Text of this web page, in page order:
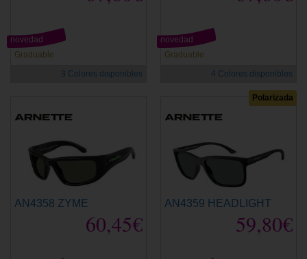
Graduable
novedad
3 Colores disponibles
Graduable
novedad
4 Colores disponibles
AN4358 ZYME
60,45€
Polarizada
AN4359 HEADLIGHT
59,80€